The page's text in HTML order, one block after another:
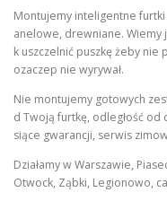
Montujemy inteligentne
anelowe, drewniane. Wiemy
k uszczelnić puszkę żeby nie
ozaczep nie wyrywał.
Nie montujemy gotowych
d Twoją furtkę, odległość
siące gwarancji, serwis
Działamy w Warszawie,
Otwock, Ząbki, Legionowo,